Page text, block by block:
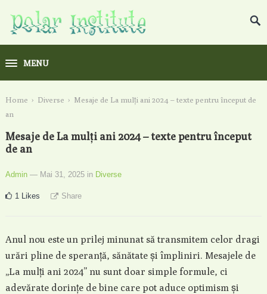
MENU
Home › Diverse › Mesaje de La mulți ani 2024 – texte pentru început de
an
Mesaje de La mulți ani 2024 – texte pentru început
de an
Admin — Mai 31, 2025 in Diverse
1 Likes Share
Anul nou este un prilej minunat să transmitem celor dragi
urări pline de speranță, sănătate și împliniri. Mesajele de
„La mulți ani 2024” nu sunt doar simple formule, ci
adevărate dorințe de bine care pot aduce optimism și